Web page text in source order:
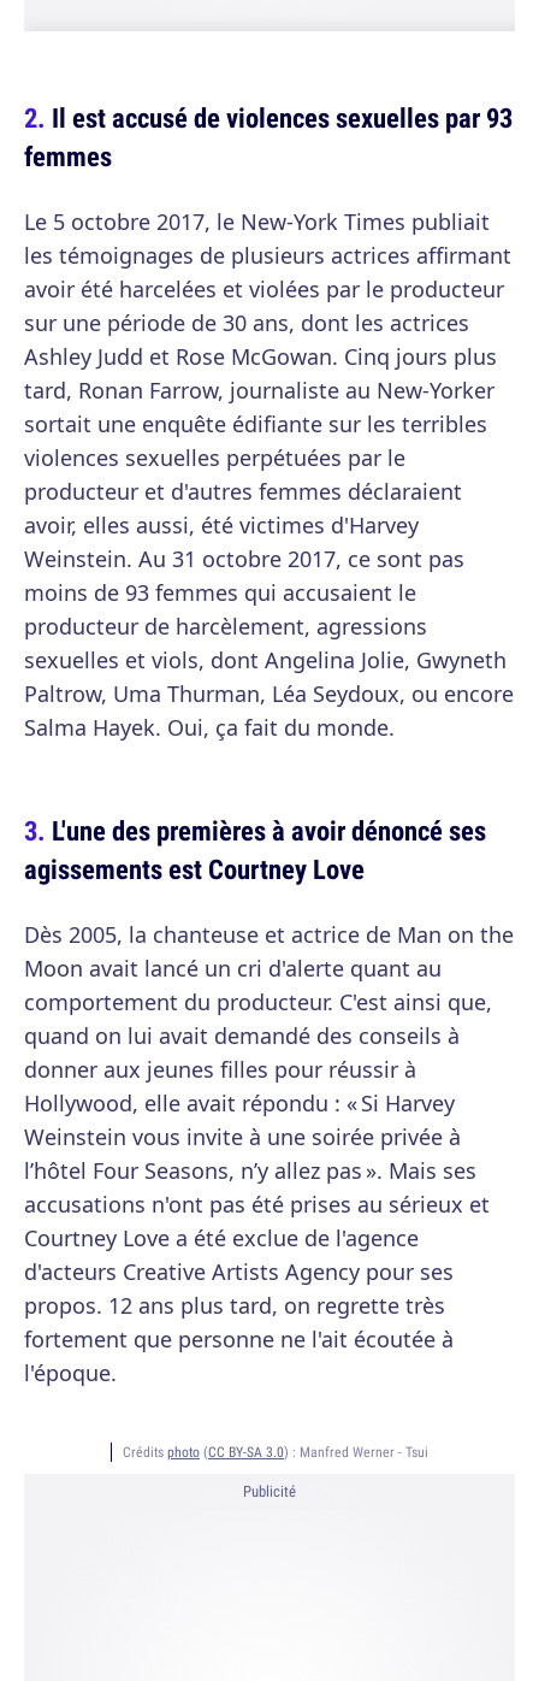
Il est accusé de violences sexuelles par 93
femmes
Le 5 octobre 2017, le New-York Times publiait
les témoignages de plusieurs actrices affirmant
avoir été harcelées et violées par le producteur
sur une période de 30 ans, dont les actrices
Ashley Judd et Rose McGowan. Cinq jours plus
tard, Ronan Farrow, journaliste au New-Yorker
sortait une enquête édifiante sur les terribles
violences sexuelles perpétuées par le
producteur et d'autres femmes déclaraient
avoir, elles aussi, été victimes d'Harvey
Weinstein. Au 31 octobre 2017, ce sont pas
moins de 93 femmes qui accusaient le
producteur de harcèlement, agressions
sexuelles et viols, dont Angelina Jolie, Gwyneth
Paltrow, Uma Thurman, Léa Seydoux, ou encore
Salma Hayek. Oui, ça fait du monde.
L'une des premières à avoir dénoncé ses
agissements est Courtney Love
Dès 2005, la chanteuse et actrice de Man on the
Moon avait lancé un cri d'alerte quant au
comportement du producteur. C'est ainsi que,
quand on lui avait demandé des conseils à
donner aux jeunes filles pour réussir à
Hollywood, elle avait répondu : « Si Harvey
Weinstein vous invite à une soirée privée à
l’hôtel Four Seasons, n’y allez pas ». Mais ses
accusations n'ont pas été prises au sérieux et
Courtney Love a été exclue de l'agence
d'acteurs Creative Artists Agency pour ses
propos. 12 ans plus tard, on regrette très
fortement que personne ne l'ait écoutée à
l'époque.
Crédits photo (CC BY-SA 3.0) : Manfred Werner - Tsui
Publicité